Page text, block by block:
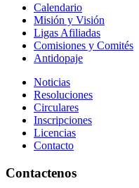
Calendario
Misión y Visión
Ligas Afiliadas
Comisiones y Comités
Antidopaje
Noticias
Resoluciones
Circulares
Inscripciones
Licencias
Contacto
Contactenos